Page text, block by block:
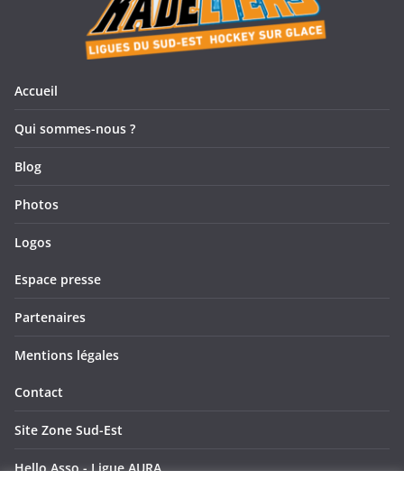
Accueil
Qui sommes-nous ?
Blog
Photos
Logos
Espace presse
Partenaires
Mentions légales
Contact
Site Zone Sud-Est
Hello Asso - Ligue AURA